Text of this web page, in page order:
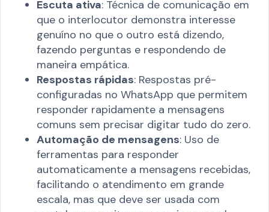
Escuta ativa: Técnica de comunicação em
que o interlocutor demonstra interesse
genuíno no que o outro está dizendo,
fazendo perguntas e respondendo de
maneira empática.
Respostas rápidas: Respostas pré-
configuradas no WhatsApp que permitem
responder rapidamente a mensagens
comuns sem precisar digitar tudo do zero.
Automação de mensagens: Uso de
ferramentas para responder
automaticamente a mensagens recebidas,
facilitando o atendimento em grande
escala, mas que deve ser usada com